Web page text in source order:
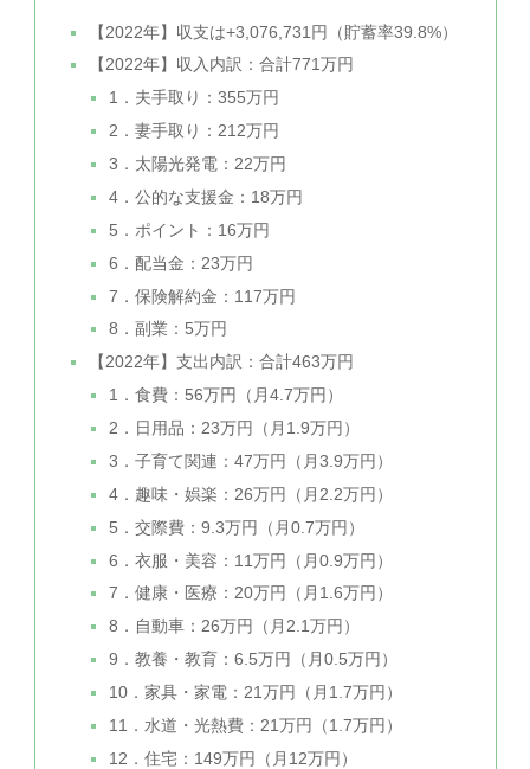
【2022年】収支は+3,076,731円（貯蓄率39.8%）
【2022年】収入内訳：合計771万円
1．夫手取り：355万円
2．妻手取り：212万円
3．太陽光発電：22万円
4．公的な支援金：18万円
5．ポイント：16万円
6．配当金：23万円
7．保険解約金：117万円
8．副業：5万円
【2022年】支出内訳：合計463万円
1．食費：56万円（月4.7万円）
2．日用品：23万円（月1.9万円）
3．子育て関連：47万円（月3.9万円）
4．趣味・娯楽：26万円（月2.2万円）
5．交際費：9.3万円（月0.7万円）
6．衣服・美容：11万円（月0.9万円）
7．健康・医療：20万円（月1.6万円）
8．自動車：26万円（月2.1万円）
9．教養・教育：6.5万円（月0.5万円）
10．家具・家電：21万円（月1.7万円）
11．水道・光熱費：21万円（1.7万円）
12．住宅：149万円（月12万円）